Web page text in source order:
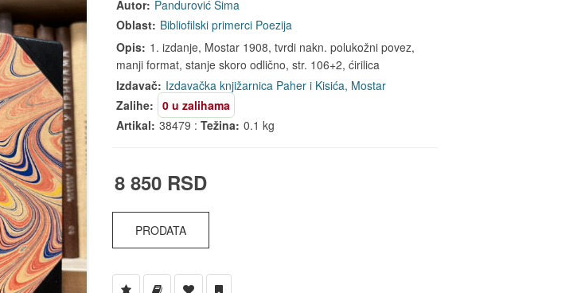
Autor: Pandurović Sima
Oblast: Bibliofilski primerci Poezija
Opis: 1. izdanje, Mostar 1908, tvrdi nakn. polukožni povez,
manji format, stanje skoro odlično, str. 106+2, ćirilica
Izdavač: Izdavačka knjižarnica Paher i Kisića, Mostar
Zalihe:
0 u zalihama
Artikal: 38479 :Težina: 0.1 kg
8 850 RSD
PRODATA